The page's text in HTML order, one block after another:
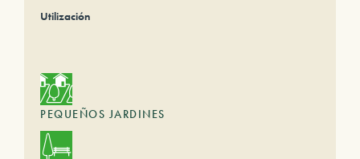
Utilización
PEQUEÑOS JARDINES